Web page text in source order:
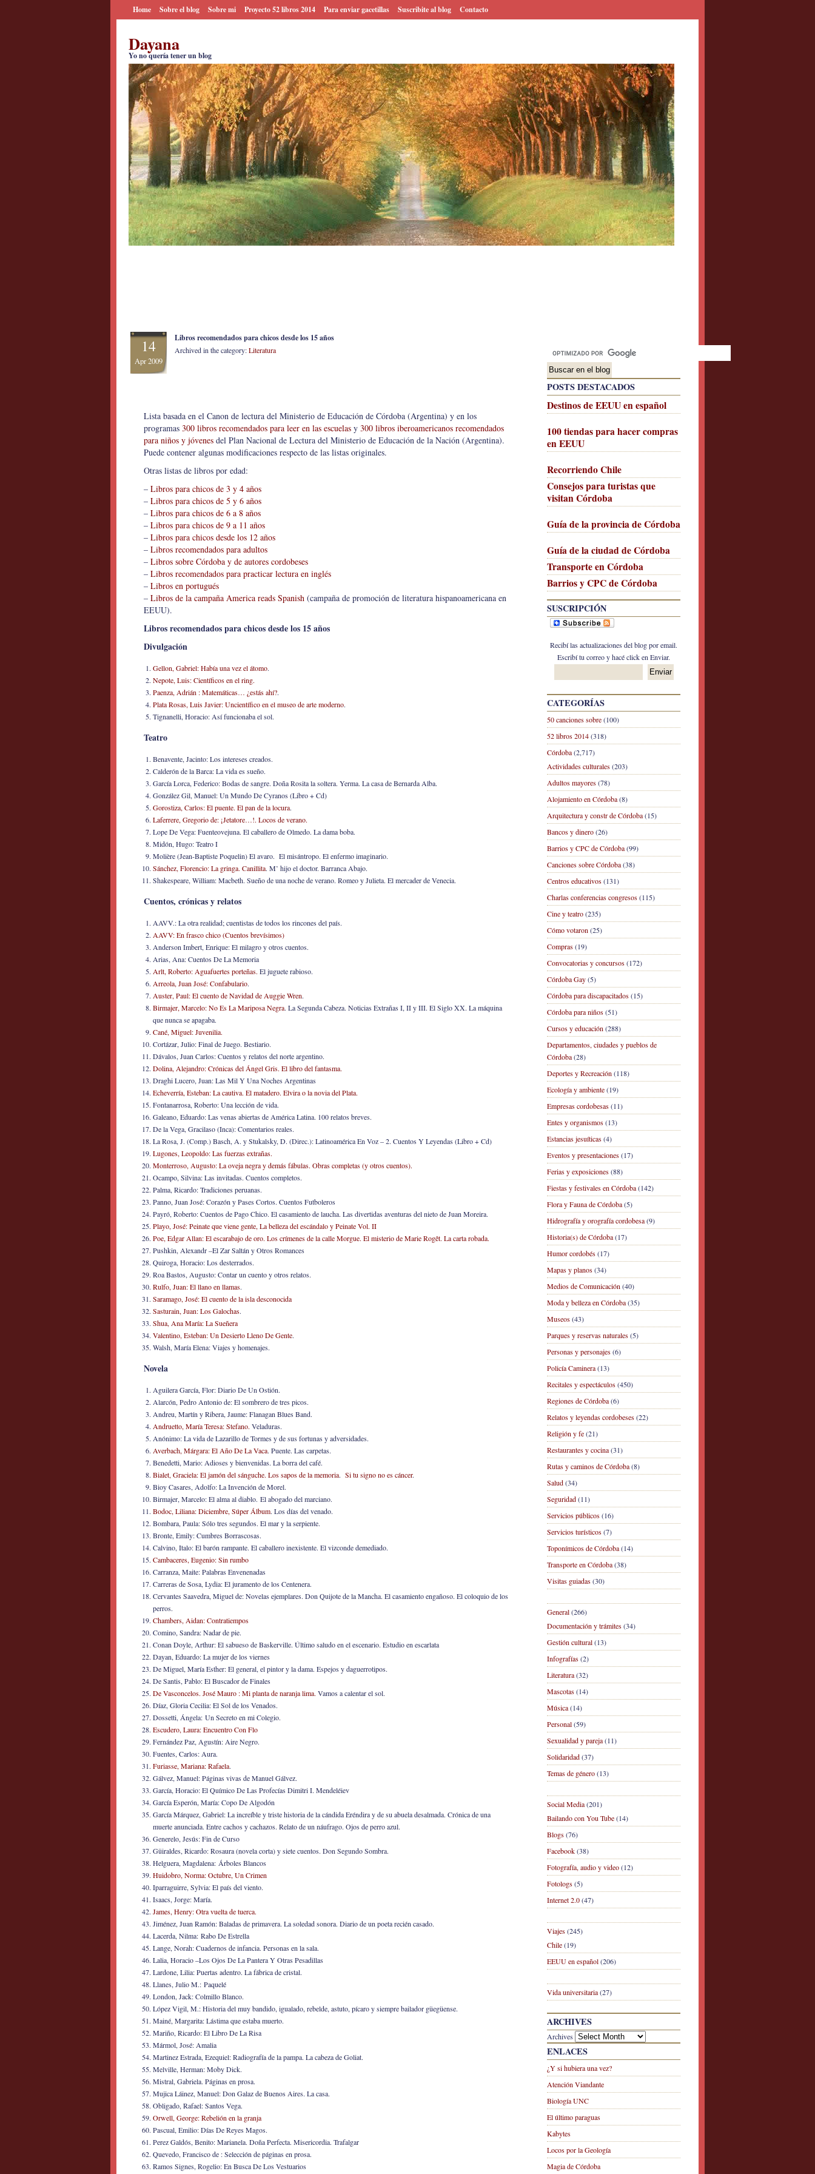
Home Sobre el blog Sobre mi Proyecto 52 libros 2014 Para enviar gacetillas Suscribite al blog Contacto
Dayana
Yo no quería tener un blog
POSTS DESTACADOS
Destinos de EEUU en español
100 tiendas para hacer compras
en EEUU
Recorriendo Chile
Consejos para turistas que
visitan Córdoba
Guía de la provincia de Córdoba
Guía de la ciudad de Córdoba
Transporte en Córdoba
Barrios y CPC de Córdoba
SUSCRIPCIÓN
Recibí las actualizaciones del blog por email.
Escribí tu correo y hacé click en Enviar.
CATEGORÍAS
50 canciones sobre(100)
52 libros 2014(318)
Córdoba(2,717)
Actividades culturales(203)
Adultos mayores(78)
Alojamiento en Córdoba(8)
Arquitectura y constr de Córdoba(15)
Bancos y dinero(26)
Barrios y CPC de Córdoba(99)
Canciones sobre Córdoba(38)
Centros educativos(131)
Charlas conferencias congresos(115)
Cine y teatro(235)
Cómo votaron (25)
Compras(19)
Convocatorias y concursos(172)
Córdoba Gay(5)
Córdoba para discapacitados(15)
Córdoba para niños(51)
Cursos y educación (288)
Departamentos, ciudades y pueblos de
Córdoba(28)
Deportes y Recreación (118)
Ecología y ambiente(19)
Empresas cordobesas(11)
Entes y organismos(13)
Estancias jesuíticas(4)
Eventos y presentaciones(17)
Ferias y exposiciones(88)
Fiestas y festivales en Córdoba(142)
Flora y Fauna de Córdoba(5)
Hidrografía y orografía cordobesa(9)
Historia(s) de Córdoba(17)
Humor cordobés(17)
Mapas y planos(34)
Medios de Comunicación (40)
Moda y belleza en Córdoba(35)
Museos(43)
Parques y reservas naturales(5)
Personas y personajes(6)
Policía Caminera(13)
Recitales y espectáculos(450)
Regiones de Córdoba(6)
Relatos y leyendas cordobeses(22)
Religión y fe(21)
Restaurantes y cocina(31)
Rutas y caminos de Córdoba(8)
Salud(34)
Seguridad(11)
Servicios públicos(16)
Servicios turísticos(7)
Toponímicos de Córdoba(14)
Transporte en Córdoba(38)
Visitas guiadas(30)
General(266)
Documentación y trámites(34)
Gestión cultural(13)
Infografías(2)
Literatura(32)
Mascotas(14)
Música(14)
Personal(59)
Sexualidad y pareja(11)
Solidaridad(37)
Temas de género(13)
Social Media(201)
Bailando con You Tube(14)
Blogs(76)
Facebook(38)
Fotografía, audio y video(12)
Fotologs(5)
Internet 2.0(47)
Viajes(245)
Chile(19)
EEUU en español(206)
Vida universitaria(27)
ARCHIVES
Archives
ENLACES
¿Y si hubiera una vez?
Atención Viandante
Biología UNC
El último paraguas
Kabytes
Locos por la Geología
Magia de Córdoba
14
Apr 2009
Libros recomendados para chicos desde los 15 años
Archived in the category:Literatura
Lista basada en el Canon de lectura del Ministerio de Educación de Córdoba (Argentina) y en los
programas 300 libros recomendados para leer en las escuelas y 300 libros iberoamericanos recomendados
para niños y jóvenes del Plan Nacional de Lectura del Ministerio de Educación de la Nación (Argentina).
Puede contener algunas modificaciones respecto de las listas originales.
Otras listas de libros por edad:
– Libros para chicos de 3 y 4 años
– Libros para chicos de 5 y 6 años
– Libros para chicos de 6 a 8 años
– Libros para chicos de 9 a 11 años
– Libros para chicos desde los 12 años
– Libros recomendados para adultos
– Libros sobre Córdoba y de autores cordobeses
– Libros recomendados para practicar lectura en inglés
– Libros en portugués
– Libros de la campaña America reads Spanish (campaña de promoción de literatura hispanoamericana en
EEUU).
Libros recomendados para chicos desde los 15 años
Divulgación
Gellon, Gabriel: Había una vez el átomo.
Nepote, Luis: Científicos en el ring.
Paenza, Adrián : Matemáticas… ¿estás ahí?.
Plata Rosas, Luis Javier: Uncientífico en el museo de arte moderno.
Tignanelli, Horacio: Así funcionaba el sol.
Teatro
Benavente, Jacinto: Los intereses creados.
Calderón de la Barca: La vida es sueño.
García Lorca, Federico: Bodas de sangre. Doña Rosita la soltera. Yerma. La casa de Bernarda Alba.
González Gil, Manuel: Un Mundo De Cyranos (Libro + Cd)
Gorostiza, Carlos: El puente. El pan de la locura.
Laferrere, Gregorio de: ¡Jetatore…!. Locos de verano.
Lope De Vega: Fuenteovejuna. El caballero de Olmedo. La dama boba.
Midón, Hugo: Teatro I
Molière (Jean-Baptiste Poquelin) El avaro. El misántropo. El enfermo imaginario.
Sánchez, Florencio: La gringa. Canillita. M’ hijo el doctor. Barranca Abajo.
Shakespeare, William: Macbeth. Sueño de una noche de verano. Romeo y Julieta. El mercader de Venecia.
Cuentos, crónicas y relatos
AAVV.: La otra realidad; cuentistas de todos los rincones del país.
AAVV: En frasco chico (Cuentos brevísimos)
Anderson Imbert, Enrique: El milagro y otros cuentos.
Arias, Ana: Cuentos De La Memoria
Arlt, Roberto: Aguafuertes porteñas. El juguete rabioso.
Arreola, Juan José: Confabulario.
Auster, Paul: El cuento de Navidad de Auggie Wren.
Birmajer, Marcelo: No Es La Mariposa Negra. La Segunda Cabeza. Noticias Extrañas I, II y III. El Siglo XX. La máquina
que nunca se apagaba.
Cané, Miguel: Juvenilia.
Cortázar, Julio: Final de Juego. Bestiario.
Dávalos, Juan Carlos: Cuentos y relatos del norte argentino.
Dolina, Alejandro: Crónicas del Ángel Gris. El libro del fantasma.
Draghi Lucero, Juan: Las Mil Y Una Noches Argentinas
Echeverría, Esteban: La cautiva. El matadero. Elvira o la novia del Plata.
Fontanarrosa, Roberto: Una lección de vida.
Galeano, Eduardo: Las venas abiertas de América Latina. 100 relatos breves.
De la Vega, Gracilaso (Inca): Comentarios reales.
La Rosa, J. (Comp.) Basch, A. y Stukalsky, D. (Direc.): Latinoamérica En Voz – 2. Cuentos Y Leyendas (Libro + Cd)
Lugones, Leopoldo: Las fuerzas extrañas.
Monterroso, Augusto: La oveja negra y demás fábulas. Obras completas (y otros cuentos).
Ocampo, Silvina: Las invitadas. Cuentos completos.
Palma, Ricardo: Tradiciones peruanas.
Panno, Juan José: Corazón y Pases Cortos. Cuentos Futboleros
Payró, Roberto: Cuentos de Pago Chico. El casamiento de laucha. Las divertidas aventuras del nieto de Juan Moreira.
Playo, José: Peinate que viene gente, La belleza del escándalo y Peinate Vol. II
Poe, Edgar Allan: El escarabajo de oro. Los crímenes de la calle Morgue. El misterio de Marie Rogêt. La carta robada.
Pushkin, Alexandr –El Zar Saltán y Otros Romances
Quiroga, Horacio: Los desterrados.
Roa Bastos, Augusto: Contar un cuento y otros relatos.
Rulfo, Juan: El llano en llamas.
Saramago, José: El cuento de la isla desconocida
Sasturain, Juan: Los Galochas.
Shua, Ana María: La Sueñera
Valentino, Esteban: Un Desierto Lleno De Gente.
Walsh, María Elena: Viajes y homenajes.
Novela
Aguilera García, Flor: Diario De Un Ostión.
Alarcón, Pedro Antonio de: El sombrero de tres picos.
Andreu, Martín y Ribera, Jaume: Flanagan Blues Band.
Andruetto, María Teresa: Stefano. Veladuras.
Anónimo: La vida de Lazarillo de Tormes y de sus fortunas y adversidades.
Averbach, Márgara: El Año De La Vaca. Puente. Las carpetas.
Benedetti, Mario: Adioses y bienvenidas. La borra del café.
Bialet, Graciela: El jamón del sánguche. Los sapos de la memoria. Si tu signo no es cáncer.
Bioy Casares, Adolfo: La Invención de Morel.
Birmajer, Marcelo: El alma al diablo. El abogado del marciano.
Bodoc, Liliana: Diciembre, Súper Álbum. Los días del venado.
Bombara, Paula: Sólo tres segundos. El mar y la serpiente.
Bronte, Emily: Cumbres Borrascosas.
Calvino, Italo: El barón rampante. El caballero inexistente. El vizconde demediado.
Cambaceres, Eugenio: Sin rumbo
Carranza, Maite: Palabras Envenenadas
Carreras de Sosa, Lydia: El juramento de los Centenera.
Cervantes Saavedra, Miguel de: Novelas ejemplares. Don Quijote de la Mancha. El casamiento engañoso. El coloquio de los
perros.
Chambers, Aidan: Contratiempos
Comino, Sandra: Nadar de pie.
Conan Doyle, Arthur: El sabueso de Baskerville. Último saludo en el escenario. Estudio en escarlata
Dayan, Eduardo: La mujer de los viernes
De Miguel, María Esther: El general, el pintor y la dama. Espejos y daguerrotipos.
De Santis, Pablo: El Buscador de Finales
De Vasconcelos. José Mauro : Mi planta de naranja lima. Vamos a calentar el sol.
Díaz, Gloria Cecilia: El Sol de los Venados.
Dossetti, Ángela: Un Secreto en mi Colegio.
Escudero, Laura: Encuentro Con Flo
Fernández Paz, Agustín: Aire Negro.
Fuentes, Carlos: Aura.
Furiasse, Mariana: Rafaela.
Gálvez, Manuel: Páginas vivas de Manuel Gálvez.
García, Horacio: El Químico De Las Profecías Dimitri I. Mendeléiev
García Esperón, María: Copo De Algodón
García Márquez, Gabriel: La increíble y triste historia de la cándida Eréndira y de su abuela desalmada. Crónica de una
muerte anunciada. Entre cachos y cachazos. Relato de un náufrago. Ojos de perro azul.
Generelo, Jesús: Fin de Curso
Güiraldes, Ricardo: Rosaura (novela corta) y siete cuentos. Don Segundo Sombra.
Helguera, Magdalena: Árboles Blancos
Huidobro, Norma: Octubre, Un Crimen
Iparraguirre, Sylvia: El país del viento.
Isaacs, Jorge: María.
James, Henry: Otra vuelta de tuerca.
Jiménez, Juan Ramón: Baladas de primavera. La soledad sonora. Diario de un poeta recién casado.
Lacerda, Nilma: Rabo De Estrella
Lange, Norah: Cuadernos de infancia. Personas en la sala.
Lalia, Horacio –Los Ojos De La Pantera Y Otras Pesadillas
Lardone, Lilia: Puertas adentro. La fábrica de cristal.
Llanes, Julio M.: Paquelé
London, Jack: Colmillo Blanco.
López Vigil, M.: Historia del muy bandido, igualado, rebelde, astuto, pícaro y siempre bailador güegüense.
Mainé, Margarita: Lástima que estaba muerto.
Mariño, Ricardo: El Libro De La Risa
Mármol, José: Amalia
Martinez Estrada, Ezequiel: Radiografía de la pampa. La cabeza de Goliat.
Melville, Herman: Moby Dick.
Mistral, Gabriela. Páginas en prosa.
Mujica Láinez, Manuel: Don Galaz de Buenos Aires. La casa.
Obligado, Rafael: Santos Vega.
Orwell, George: Rebelión en la granja
Pascual, Emilio: Días De Reyes Magos.
Perez Galdós, Benito: Marianela. Doña Perfecta. Misericordia. Trafalgar
Quevedo, Francisco de : Selección de páginas en prosa.
Ramos Signes, Rogelio: En Busca De Los Vestuarios